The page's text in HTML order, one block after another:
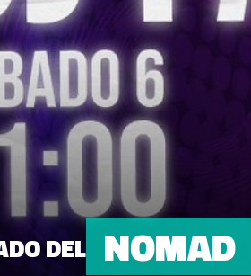
NOMAD
DEL